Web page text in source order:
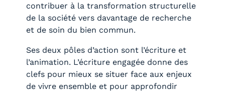
contribuer à la transformation structurelle
de la société vers davantage de recherche
et de soin du bien commun.
Ses deux pôles d’action sont l’écriture et
l’animation. L’écriture engagée donne des
clefs pour mieux se situer face aux enjeux
de vivre ensemble et pour approfondir